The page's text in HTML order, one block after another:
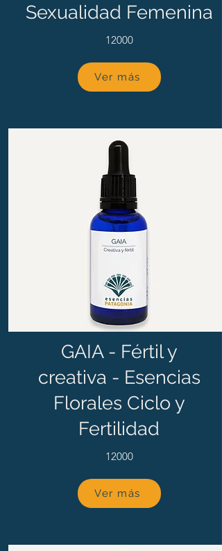
Sexualidad Femenina
12000
Ver más
GAIA - Fértil y
creativa - Esencias
Florales Ciclo y
Fertilidad
12000
Ver más